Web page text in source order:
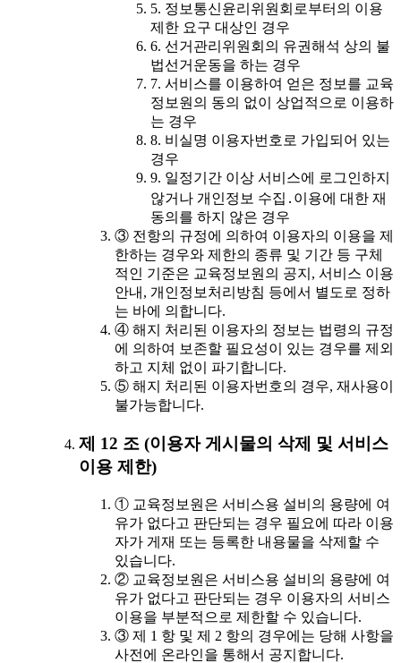
5. 정보통신윤리위원회로부터의 이용
제한 요구 대상인 경우
6. 선거관리위원회의 유권해석 상의 불
법선거운동을 하는 경우
7. 서비스를 이용하여 얻은 정보를 교육
정보원의 동의 없이 상업적으로 이용하
는 경우
8. 비실명 이용자번호로 가입되어 있는
경우
9. 일정기간 이상 서비스에 로그인하지
않거나 개인정보 수집․이용에 대한 재
동의를 하지 않은 경우
③ 전항의 규정에 의하여 이용자의 이용을 제
한하는 경우와 제한의 종류 및 기간 등 구체
적인 기준은 교육정보원의 공지, 서비스 이용
안내, 개인정보처리방침 등에서 별도로 정하
는 바에 의합니다.
④ 해지 처리된 이용자의 정보는 법령의 규정
에 의하여 보존할 필요성이 있는 경우를 제외
하고 지체 없이 파기합니다.
⑤ 해지 처리된 이용자번호의 경우, 재사용이
불가능합니다.
제 12 조 (이용자 게시물의 삭제 및 서비스
이용 제한)
① 교육정보원은 서비스용 설비의 용량에 여
유가 없다고 판단되는 경우 필요에 따라 이용
자가 게재 또는 등록한 내용물을 삭제할 수
있습니다.
② 교육정보원은 서비스용 설비의 용량에 여
유가 없다고 판단되는 경우 이용자의 서비스
이용을 부분적으로 제한할 수 있습니다.
③ 제 1 항 및 제 2 항의 경우에는 당해 사항을
사전에 온라인을 통해서 공지합니다.